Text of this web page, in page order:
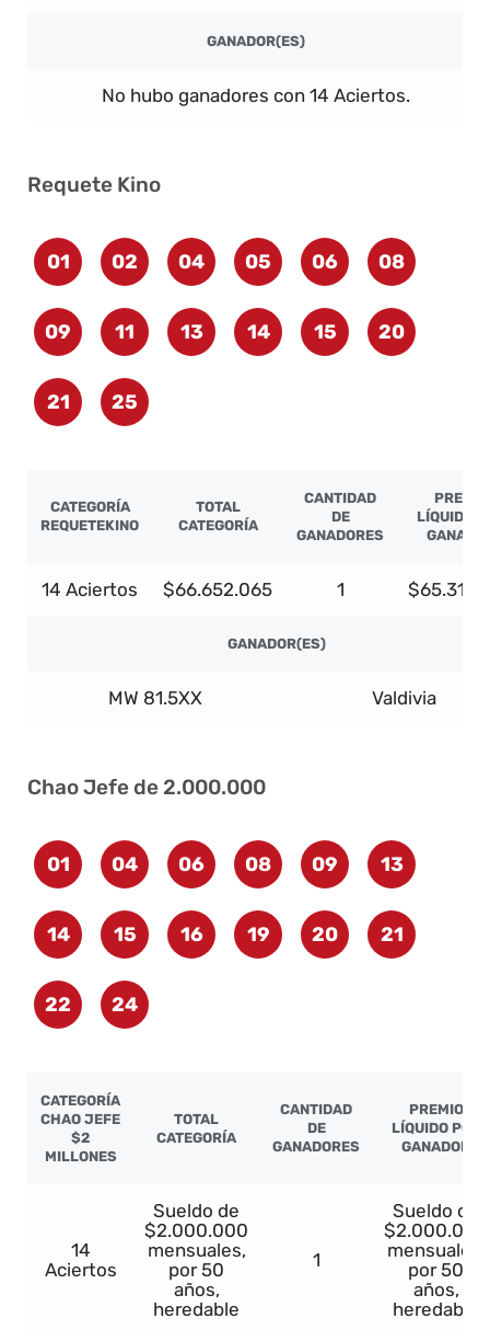
GANADOR(ES)
No hubo ganadores con 14 Aciertos.
Requete Kino
01 02 04 05 06 08
09 11 13 14 15 20
21 25
CATEGORÍA
REQUETEKINO
TOTAL
CATEGORÍA
CANTIDAD
DE
GANADORES
PREMIO
LÍQUIDO
14 Aciertos $66.652.065 1
GANADOR(ES)
MW 81.5XX Valdivia
Chao Jefe de 2.000.000
01 04 06 08 09 13
14 15 16 19 20 21
22 24
CATEGORÍA
CHAO JEFE
$2
MILLONES
TOTAL
CATEGORÍA
CANTIDAD
DE
GANADORES
PREMIO
LÍQUIDO POR
GANADOR
14
Aciertos
Sueldo de
$2.000.000
mensuales,
por 50
años,
heredable
1
Sueldo de
$2.000.000
mensuales,
por 50
años,
heredable